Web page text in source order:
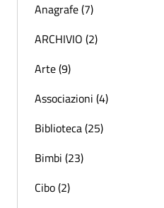
Anagrafe (7)
ARCHIVIO (2)
Arte (9)
Associazioni (4)
Biblioteca (25)
Bimbi (23)
Cibo (2)